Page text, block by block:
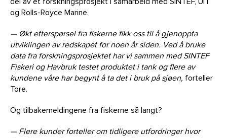
del av et forskningsprosjekt i samarbeid med SINTEF, UiT
og Rolls-Royce Marine.
— Økt etterspørsel fra fiskerne fikk oss til å gjenoppta
utviklingen av redskapet for noen år siden. Ved å bruke
data fra forskningsprosjektet har vi sammen med SINTEF
Fiskeri og Havbruk testet produktet i tank og flere av
kundene våre har begynt å ta det i bruk på sjøen, forteller
Tore.
Og tilbakemeldingene fra fiskerne så langt?
— Flere kunder forteller om tidligere utfordringer hvor